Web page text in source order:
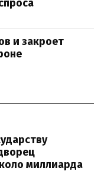
и закроет
миллиарда